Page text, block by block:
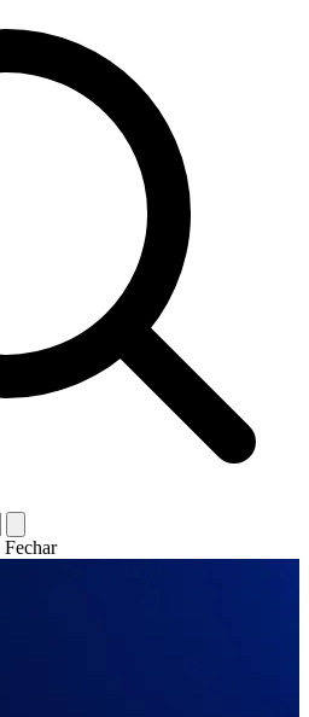
Fechar